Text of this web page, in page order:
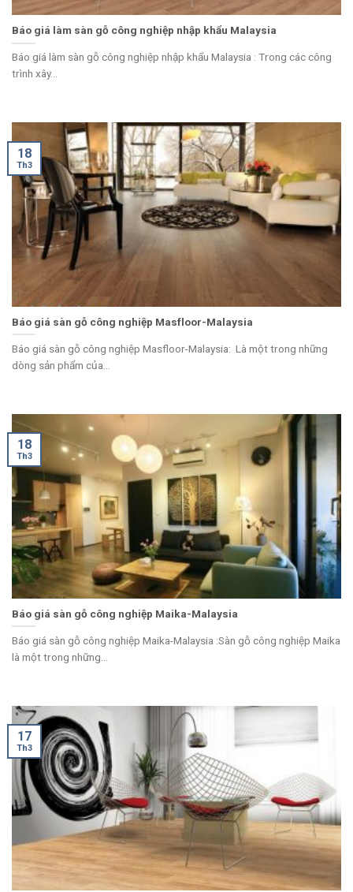
Báo giá làm sàn gỗ công nghiệp nhập khẩu Malaysia
Báo giá làm sàn gỗ công nghiệp nhập khẩu Malaysia : Trong các công
trình xây...
Báo giá sàn gỗ công nghiệp Masfloor-Malaysia
Báo giá sàn gỗ công nghiệp Masfloor-Malaysia: Là một trong những
dòng sản phẩm của...
18
Th3
Báo giá sàn gỗ công nghiệp Maika-Malaysia
Báo giá sàn gỗ công nghiệp Maika-Malaysia :Sàn gỗ công nghiệp Maika
là một trong những...
18
Th3
17
Th3